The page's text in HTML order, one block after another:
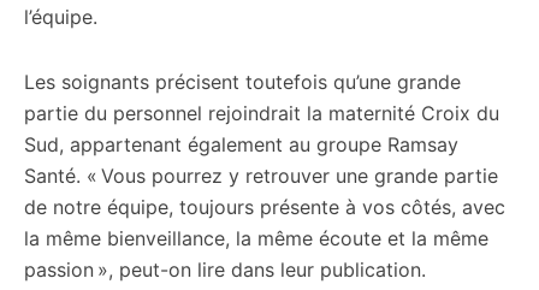
l’équipe.
Les soignants précisent toutefois qu’une grande
partie du personnel rejoindrait la maternité Croix du
Sud, appartenant également au groupe Ramsay
Santé. « Vous pourrez y retrouver une grande partie
de notre équipe, toujours présente à vos côtés, avec
la même bienveillance, la même écoute et la même
passion », peut-on lire dans leur publication.